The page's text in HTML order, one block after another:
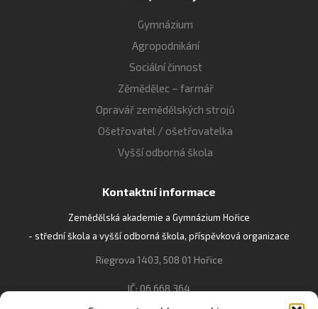
Gymnázium
Agropodnikání
Sociální činnost
Zěmědělec – farmář
Opravář zemědělských strojů
Ošetřovatel / ošetřovatelka
Vyšší odborná škola
Kontaktní informace
Zemědělská akademie a Gymnázium Hořice
- střední škola a vyšší odborná škola, příspěvková organizace
Riegrova 1403, 508 01 Hořice
IČ: 06 668 364